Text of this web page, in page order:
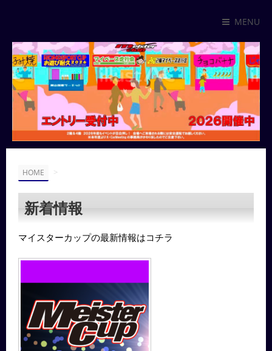
MENU
HOME >
新着情報
マイスターカップの最新情報はコチラ